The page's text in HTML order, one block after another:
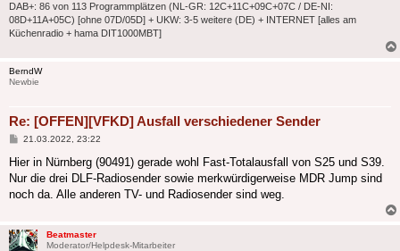
DAB+: 86 von 113 Programmplätzen (NL-GR: 12C+11C+09C+07C / DE-NI:
08D+11A+05C) [ohne 07D/05D] + UKW: 3-5 weitere (DE) + INTERNET [alles am
Küchenradio + hama DIT1000MBT]
BerndW
Newbie
Re: [OFFEN][VFKD] Ausfall verschiedener Sender
Beitrag
21.03.2022, 23:22
Hier in Nürnberg (90491) gerade wohl Fast-Totalausfall von S25 und S39.
Nur die drei DLF-Radiosender sowie merkwürdigerweise MDR Jump sind
noch da. Alle anderen TV- und Radiosender sind weg.
Beatmaster
Moderator/Helpdesk-Mitarbeiter